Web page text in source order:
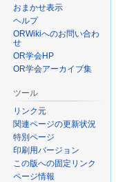
おまかせ表示
ヘルプ
ORWikiへのお問い合わ
せ
OR学会HP
OR学会アーカイブ集
ツール
リンク元
関連ページの更新状況
特別ページ
印刷用バージョン
この版への固定リンク
ページ情報